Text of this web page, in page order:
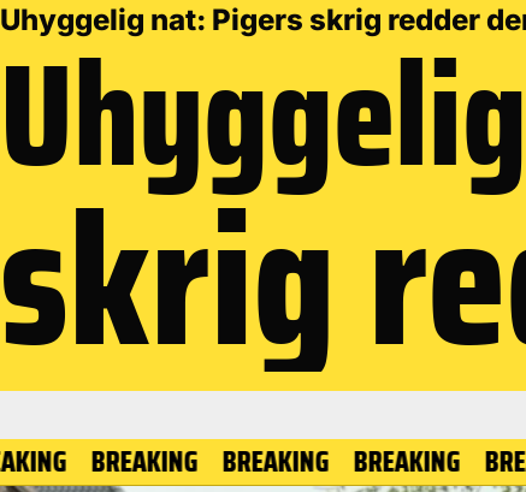
Uhyggelig nat: Pigers skrig redder
skrig
BREAKING BREAKING BREAKING BREAKING